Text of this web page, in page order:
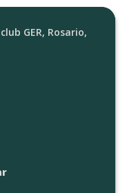
GER, Rosario,